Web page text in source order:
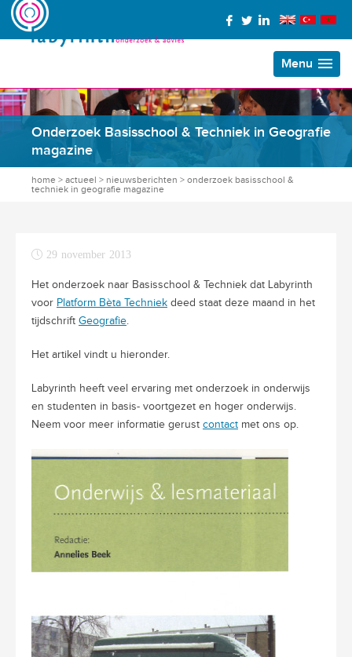
Menu
Onderzoek Basisschool & Techniek in Geografie
magazine
home > actueel > nieuwsberichten > onderzoek basisschool &
techniek in geografie magazine
29 november 2013
Het onderzoek naar Basisschool & Techniek dat Labyrinth
voor Platform Bèta Techniek deed staat deze maand in het
tijdschrift Geografie.
Het artikel vindt u hieronder.
Labyrinth heeft veel ervaring met onderzoek in onderwijs
en studenten in basis- voortgezet en hoger onderwijs.
Neem voor meer informatie gerust contact met ons op.